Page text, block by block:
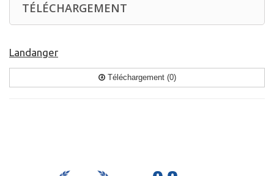
TÉLÉCHARGEMENT
Landanger
Téléchargement (0)